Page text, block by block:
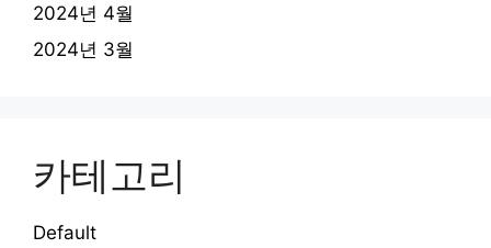
2024년 4월
2024년 3월
카테고리
Default